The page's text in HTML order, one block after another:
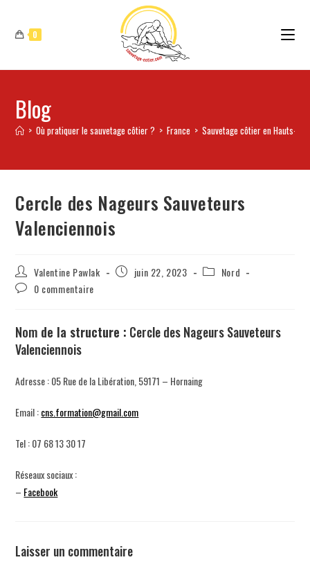
0
Blog
> Où pratiquer le sauvetage côtier ? > France > Sauvetage côtier en Hauts-de-
Cercle des Nageurs Sauveteurs
Valenciennois
Valentine Pawlak juin 22, 2023
Nord
0 commentaire
Nom de la structure : Cercle des Nageurs Sauveteurs
Valenciennois
Adresse : 05 Rue de la Libération, 59171 – Hornaing
Email :cns.formation@gmail.com
Tel : 07 68 13 30 17
Réseaux sociaux :
– Facebook
Laisser un commentaire